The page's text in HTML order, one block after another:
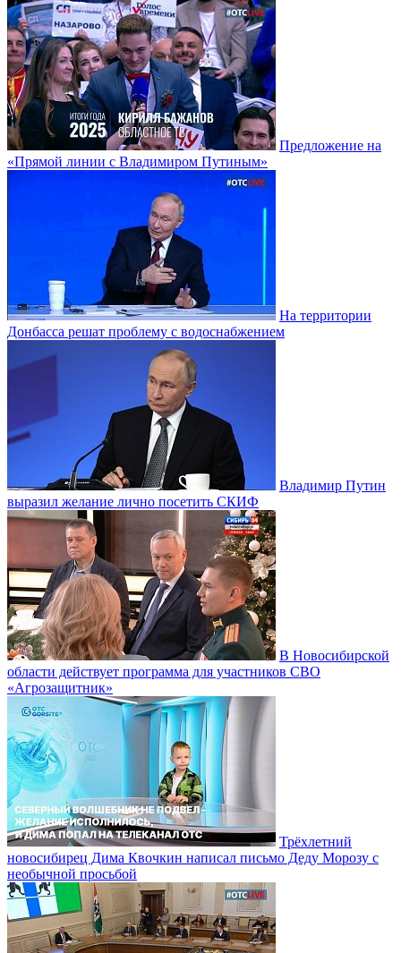
Предложение на
«Прямой линии с Владимиром Путиным»
На территории
Донбасса решат проблему с водоснабжением
Владимир Путин
выразил желание лично посетить СКИФ
В Новосибирской
области действует программа для участников СВО
«Агрозащитник»
Трёхлетний
новосибирец Дима Квочкин написал письмо Деду Морозу с
необычной просьбой